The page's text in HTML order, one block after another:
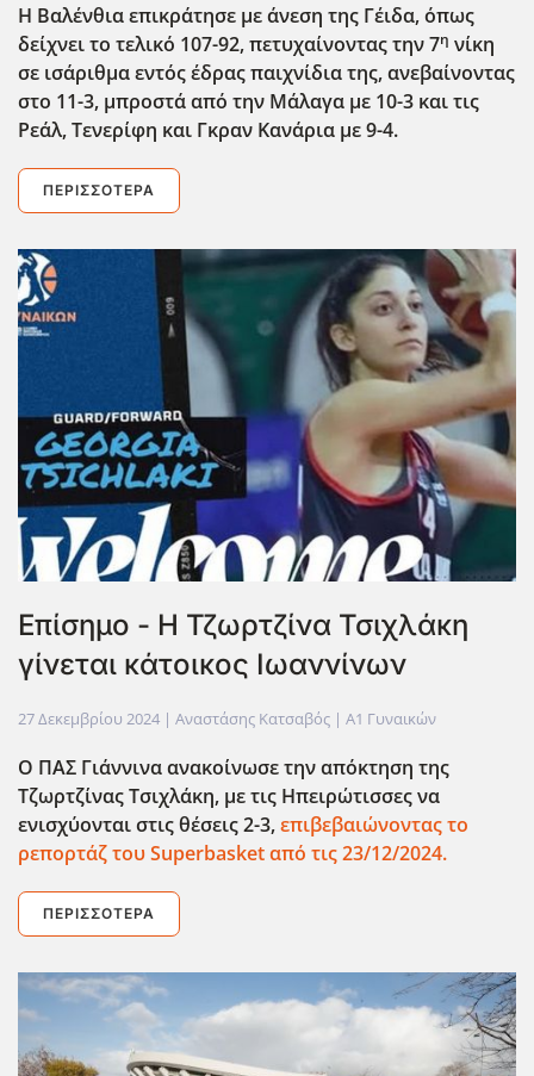
Η Βαλένθια επικράτησε με άνεση της Γέιδα, όπως
δείχνει το τελικό 107-92, πετυχαίνοντας την 7η νίκη
σε ισάριθμα εντός έδρας παιχνίδια της, ανεβαίνοντας
στο 11-3, μπροστά από την Μάλαγα με 10-3 και τις
Ρεάλ, Τενερίφη και Γκραν Κανάρια με 9-4.
ΠΕΡΙΣΣΌΤΕΡΑ
Επίσημο - Η Τζωρτζίνα Τσιχλάκη
γίνεται κάτοικος Ιωαννίνων
27 Δεκεμβρίου 2024 | Αναστάσης Κατσαβός | Α1 Γυναικών
Ο ΠΑΣ Γιάννινα ανακοίνωσε την απόκτηση της
Τζωρτζίνας Τσιχλάκη, με τις Ηπειρώτισσες να
ενισχύονται στις θέσεις 2-3,επιβεβαιώνοντας το
ρεπορτάζ του Superbasket από τις 23/12/2024.
ΠΕΡΙΣΣΌΤΕΡΑ